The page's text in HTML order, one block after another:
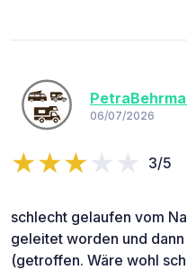
06/07/2026
3/5
schlecht gelaufen vom
geleitet worden und
(getroffen. Wäre wohl